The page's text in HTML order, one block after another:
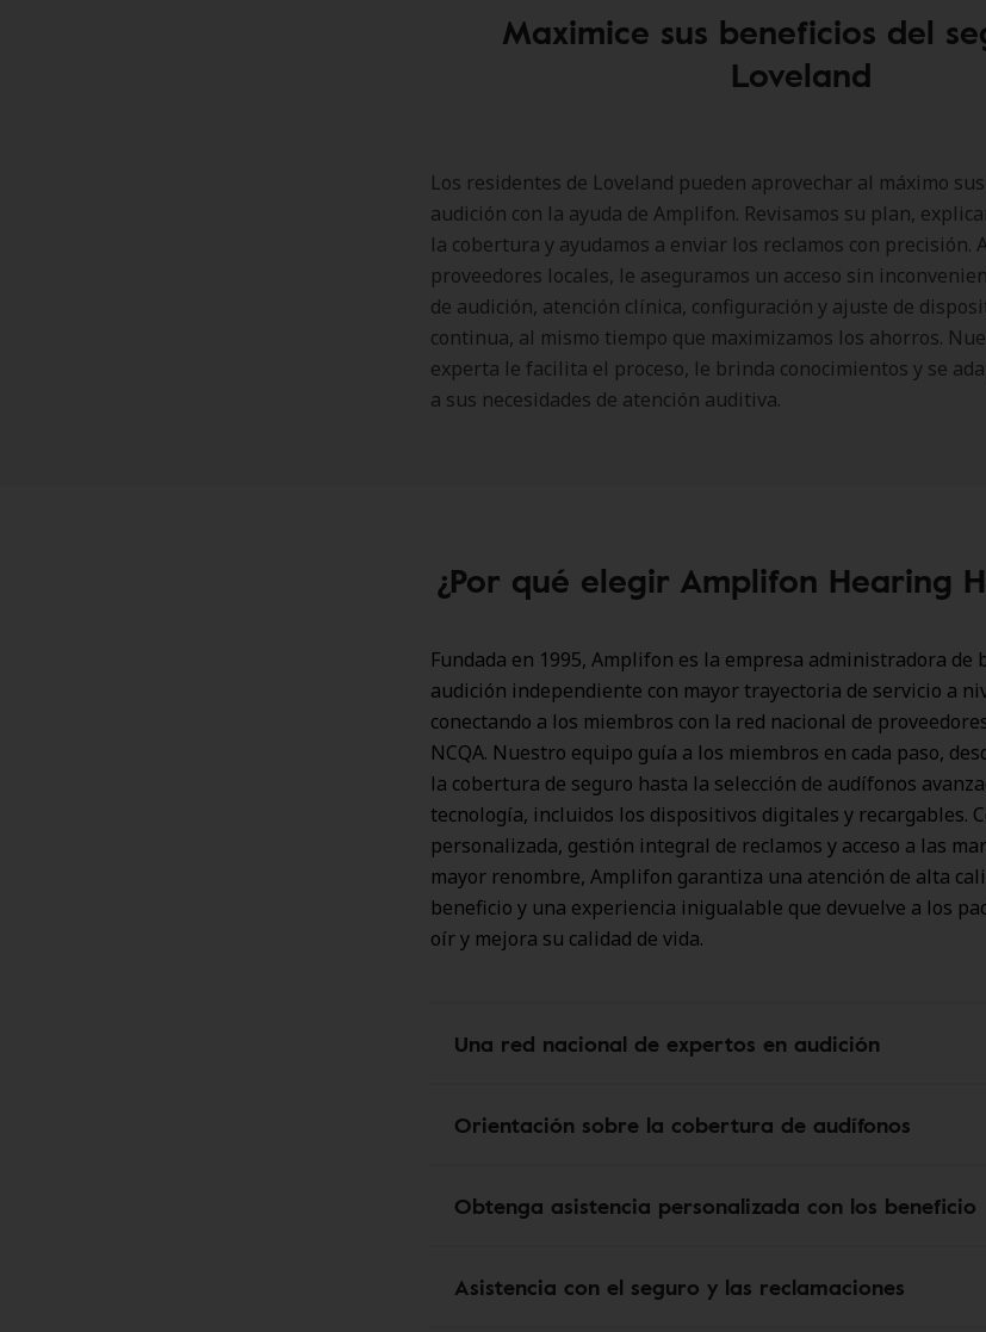
Maximice sus beneficios del
Loveland
Los residentes de Loveland pueden aprovechar al máximo
audición con la ayuda de Amplifon. Revisamos su plan,
la cobertura y ayudamos a enviar los reclamos con precisión.
proveedores locales, le aseguramos un acceso sin
de audición, atención clínica, configuración y ajuste de
continua, al mismo tiempo que maximizamos los ahorros.
experta le facilita el proceso, le brinda conocimientos y se
a sus necesidades de atención auditiva.
¿Por qué elegir Amplifon Hearing
Fundada en 1995, Amplifon es la empresa administradora de
audición independiente con mayor trayectoria de servicio a
conectando a los miembros con la red nacional de
NCQA. Nuestro equipo guía a los miembros en cada paso,
la cobertura de seguro hasta la selección de audífonos
tecnología, incluidos los dispositivos digitales y recargables.
personalizada, gestión integral de reclamos y acceso a las
mayor renombre, Amplifon garantiza una atención de alta
beneficio y una experiencia inigualable que devuelve a los
oír y mejora su calidad de vida.
Una red nacional de expertos en audición
Orientación sobre la cobertura de audífonos
Obtenga asistencia personalizada con los beneficio
Asistencia con el seguro y las reclamaciones